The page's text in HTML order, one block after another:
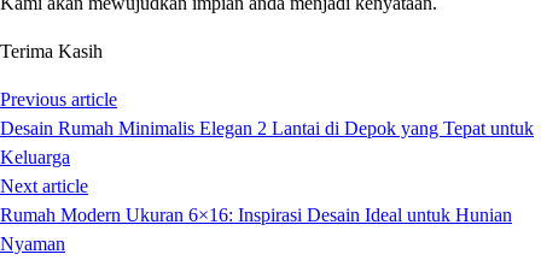
Terima Kasih
Previous article
Desain Rumah Minimalis Elegan 2 Lantai di Depok yang Tepat untuk
Keluarga
Next article
Rumah Modern Ukuran 6×16: Inspirasi Desain Ideal untuk Hunian
Nyaman